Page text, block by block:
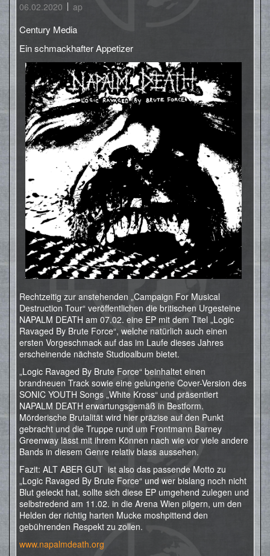
06.02.2020 ap
Century Media
Ein schmackhafter Appetizer
Rechtzeitig zur anstehenden „Campaign For Musical
Destruction Tour“ veröffentlichen die britischen Urgesteine
NAPALM DEATH am 07.02. eine EP mit dem Titel „Logic
Ravaged By Brute Force“, welche natürlich auch einen
ersten Vorgeschmack auf das im Laufe dieses Jahres
erscheinende nächste Studioalbum bietet.
„Logic Ravaged By Brute Force“ beinhaltet einen
brandneuen Track sowie eine gelungene Cover-Version des
SONIC YOUTH Songs „White Kross“ und präsentiert
NAPALM DEATH erwartungsgemäß in Bestform.
Mörderische Brutalität wird hier präzise auf den Punkt
gebracht und die Truppe rund um Frontmann Barney
Greenway lässt mit ihrem Können nach wie vor viele andere
Bands in diesem Genre relativ blass aussehen.
Fazit: ALT ABER GUT ist also das passende Motto zu
„Logic Ravaged By Brute Force“ und wer bislang noch nicht
Blut geleckt hat, sollte sich diese EP umgehend zulegen und
selbstredend am 11.02. in die Arena Wien pilgern, um den
Helden der richtig harten Mucke moshpittend den
gebührenden Respekt zu zollen.
www.napalmdeath.org